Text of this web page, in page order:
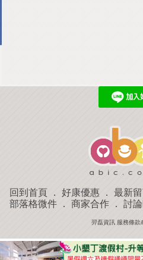
回到首頁 ． 好康優惠 ． 最新
部落格微件． 商家合作． 討
羿磊資訊 服務條款